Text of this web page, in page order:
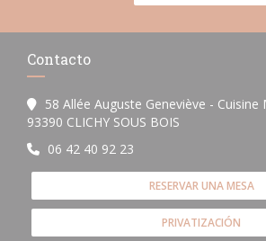
Contacto
58 Allée Auguste Geneviève - Cuisine
93390 CLICHY SOUS BOIS
06 42 40 92 23
RESERVAR UNA MESA
PRIVATIZACIÓN